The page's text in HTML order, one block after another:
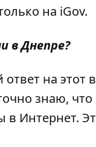
на iGov.
в Днепре?
на этот
знаю,
в Интернет.